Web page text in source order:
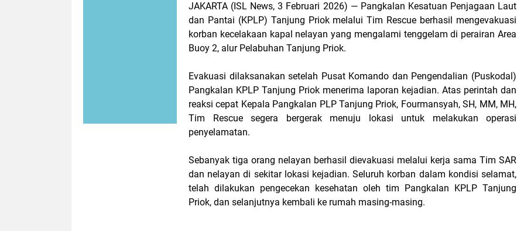
JAKARTA (ISL News, 3 Februari 2026) — Pangkalan Kesatuan Penjagaan Laut
dan Pantai (KPLP) Tanjung Priok melalui Tim Rescue berhasil mengevakuasi
korban kecelakaan kapal nelayan yang mengalami tenggelam di perairan Area
Buoy 2, alur Pelabuhan Tanjung Priok.
Evakuasi dilaksanakan setelah Pusat Komando dan Pengendalian (Puskodal)
Pangkalan KPLP Tanjung Priok menerima laporan kejadian. Atas perintah dan
reaksi cepat Kepala Pangkalan PLP Tanjung Priok, Fourmansyah, SH, MM, MH,
Tim Rescue segera bergerak menuju lokasi untuk melakukan operasi
penyelamatan.
Sebanyak tiga orang nelayan berhasil dievakuasi melalui kerja sama Tim SAR
dan nelayan di sekitar lokasi kejadian. Seluruh korban dalam kondisi selamat,
telah dilakukan pengecekan kesehatan oleh tim Pangkalan KPLP Tanjung
Priok, dan selanjutnya kembali ke rumah masing-masing.